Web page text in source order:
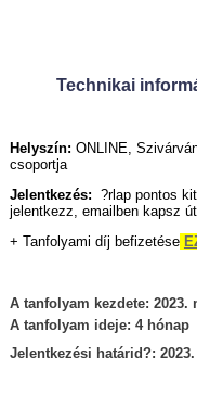
Technikai
Helyszín: ONLINE,
csoportja
Jelentkezés: ?rlap pontos
jelentkezz, emailben kapsz
+ Tanfolyami díj befizetése
A tanfolyam kezdete: 2023.
A tanfolyam ideje: 4 hónap
Jelentkezési határid?: